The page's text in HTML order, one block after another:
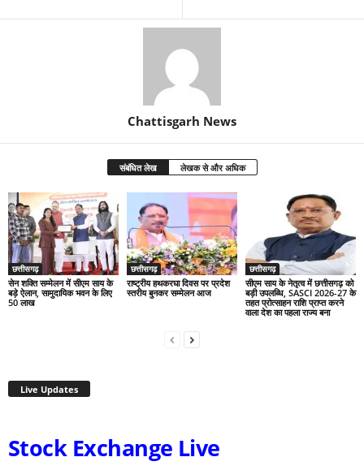
Chattisgarh News
संबंधित लेख लेखक से और अधिक
छत्तीसगढ़
सेन शक्ति सम्मेलन में सीएम साय के
बड़े ऐलान, सामुदायिक भवन के लिए
50 लाख
छत्तीसगढ़
राष्ट्रीय हथकरघा दिवस पर प्रदेश
स्तरीय बुनकर सम्मेलन आज
छत्तीसगढ़
सीएम साय के नेतृत्व में छत्तीसगढ़ को
बड़ी उपलब्धि, SASCI 2026-27 के
तहत प्रोत्साहन राशि प्राप्त करने
वाला देश का पहला राज्य बना
Live Updates
Stock Exchange Live